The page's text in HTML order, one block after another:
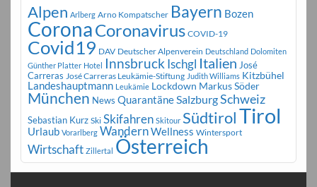
Alpen Arlberg Arno Kompatscher Bayern Bozen
CoronaCoronavirus COVID-19
Covid19 DAV Deutscher Alpenverein Deutschland Dolomiten
Günther Platter Hotel Innsbruck Ischgl Italien José
Carreras José Carreras Leukämie-Stiftung Judith Williams Kitzbühel
Landeshauptmann Leukämie Lockdown Markus Söder
München News Quarantäne SalzburgSchweiz
Sebastian Kurz Ski Skifahren Skitour SüdtirolTirol
Urlaub Vorarlberg WandernWellness Wintersport
Wirtschaft Zillertal Österreich